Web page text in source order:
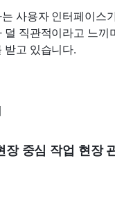
사용자 인터페이스
덜 직관적이라고 느끼
받고 있습니다.
중심 작업 현장